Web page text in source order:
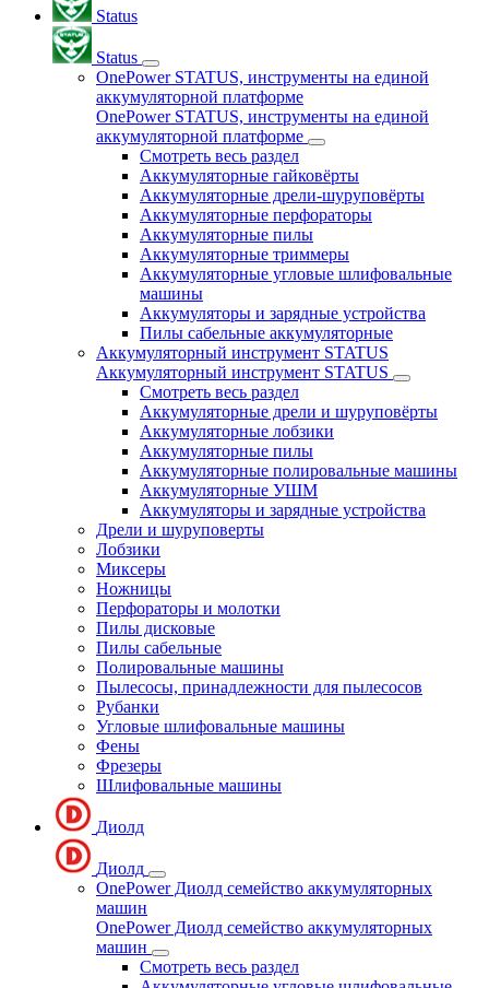
Status
Status
OnePower STATUS, инструменты на единой
аккумуляторной платформе
OnePower STATUS, инструменты на единой
аккумуляторной платформе
Смотреть весь раздел
Аккумуляторные гайковёрты
Аккумуляторные дрели-шуруповёрты
Аккумуляторные перфораторы
Аккумуляторные пилы
Аккумуляторные триммеры
Аккумуляторные угловые шлифовальные
машины
Аккумуляторы и зарядные устройства
Пилы сабельные аккумуляторные
Аккумуляторный инструмент STATUS
Аккумуляторный инструмент STATUS
Смотреть весь раздел
Аккумуляторные дрели и шуруповёрты
Аккумуляторные лобзики
Аккумуляторные пилы
Аккумуляторные полировальные машины
Аккумуляторные УШМ
Аккумуляторы и зарядные устройства
Дрели и шуруповерты
Лобзики
Миксеры
Ножницы
Перфораторы и молотки
Пилы дисковые
Пилы сабельные
Полировальные машины
Пылесосы, принадлежности для пылесосов
Рубанки
Угловые шлифовальные машины
Фены
Фрезеры
Шлифовальные машины
Диолд
Диолд
OnePower Диолд семейство аккумуляторных
машин
OnePower Диолд семейство аккумуляторных
машин
Смотреть весь раздел